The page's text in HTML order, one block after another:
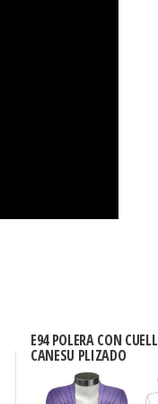
E94 POLERA CON
CANESU PLIZADO